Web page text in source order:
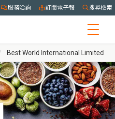
服務洽詢 訂閱電子報 搜尋檢索
Best World International Limited